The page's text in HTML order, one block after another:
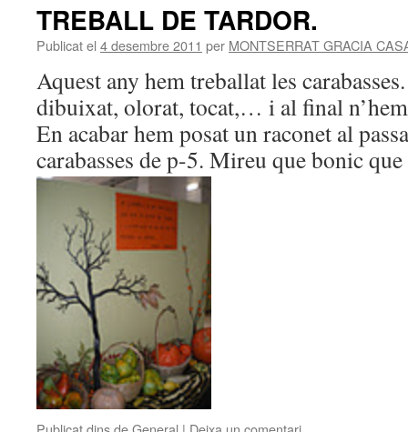
TREBALL DE TARDOR.
Publicat el 4 desembre 2011 per MONTSERRAT GRACIA
Aquest any hem treballat les
dibuixat, olorat, tocat,… i al final
En acabar hem posat un raconet al
carabasses de p-5. Mireu que bonic